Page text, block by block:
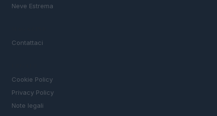
Neve Estrema
Contattaci
Cookie Policy
Privacy Policy
Note legali